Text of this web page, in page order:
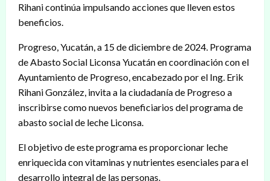
Rihani continúa impulsando acciones que lleven estos
beneficios.
Progreso, Yucatán, a 15 de diciembre de 2024. Programa
de Abasto Social Liconsa Yucatán en coordinación con el
Ayuntamiento de Progreso, encabezado por el Ing. Erik
Rihani González, invita a la ciudadanía de Progreso a
inscribirse comonuevos beneficiarios del programa de
abasto social de leche Liconsa.
El objetivo de este programa es proporcionar leche
enriquecida con vitaminas y nutrientes esenciales para el
desarrollo integral de las personas.